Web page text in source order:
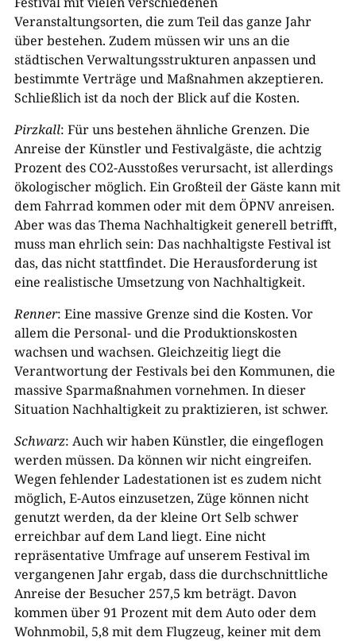
Veranstaltungsorten, die zum Teil das ganze Jahr
über bestehen. Zudem müssen wir uns an die
städtischen Verwaltungsstrukturen anpassen und
bestimmte Verträge und Maßnahmen akzeptieren.
Schließlich ist da noch der Blick auf die Kosten.
Pirzkall: Für uns bestehen ähnliche Grenzen. Die
Anreise der Künstler und Festivalgäste, die achtzig
Prozent des CO2-Ausstoßes verursacht, ist allerdings
ökologischer möglich. Ein Großteil der Gäste kann mit
dem Fahrrad kommen oder mit dem ÖPNV anreisen.
Aber was das Thema Nachhaltigkeit generell betrifft,
muss man ehrlich sein: Das nachhaltigste Festival ist
das, das nicht stattfindet. Die Herausforderung ist
eine realistische Umsetzung von Nachhaltigkeit.
Renner: Eine massive Grenze sind die Kosten. Vor
allem die Personal- und die Produktionskosten
wachsen und wachsen. Gleichzeitig liegt die
Verantwortung der Festivals bei den Kommunen, die
massive Sparmaßnahmen vornehmen. In dieser
Situation Nachhaltigkeit zu praktizieren, ist schwer.
Schwarz: Auch wir haben Künstler, die eingeflogen
werden müssen. Da können wir nicht eingreifen.
Wegen fehlender Ladestationen ist es zudem nicht
möglich, E-Autos einzusetzen, Züge können nicht
genutzt werden, da der kleine Ort Selb schwer
erreichbar auf dem Land liegt. Eine nicht
repräsentative Umfrage auf unserem Festival im
vergangenen Jahr ergab, dass die durchschnittliche
Anreise der Besucher 257,5 km beträgt. Davon
kommen über 91 Prozent mit dem Auto oder dem
Wohnmobil, 5,8 mit dem Flugzeug, keiner mit dem